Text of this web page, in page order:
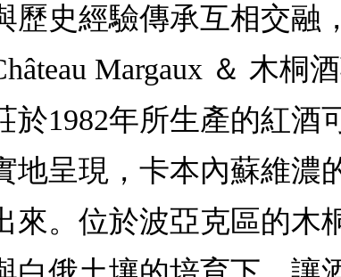
歷史經驗傳承互相交融
Margaux ＆ 木桐
於1982年所生產的紅酒
地呈現，卡本內蘇維濃
來。位於波亞克區的木